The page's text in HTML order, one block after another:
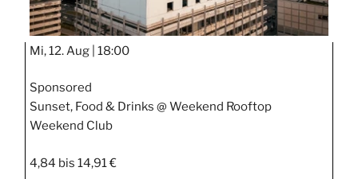
Mi, 12. Aug | 18:00
Sponsored
Sunset, Food & Drinks @ Weekend Rooftop
Weekend Club
4,84 bis 14,91 €